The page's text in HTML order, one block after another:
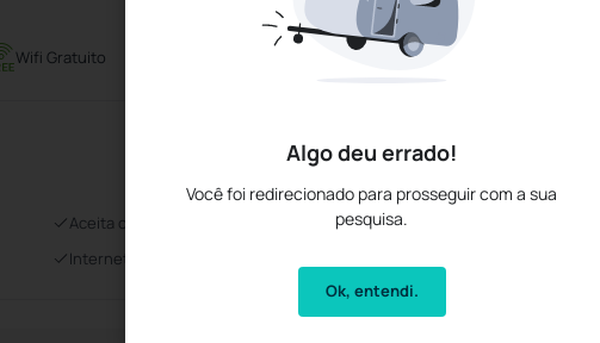
Algo deu errado!
Você foi redirecionado para prosseguir com a sua
pesquisa.
Ok, entendi.
Wifi Gratuito Aceita pets
Aceita os principais cartões de crédito Recepção 24 horas
Internet sem fio